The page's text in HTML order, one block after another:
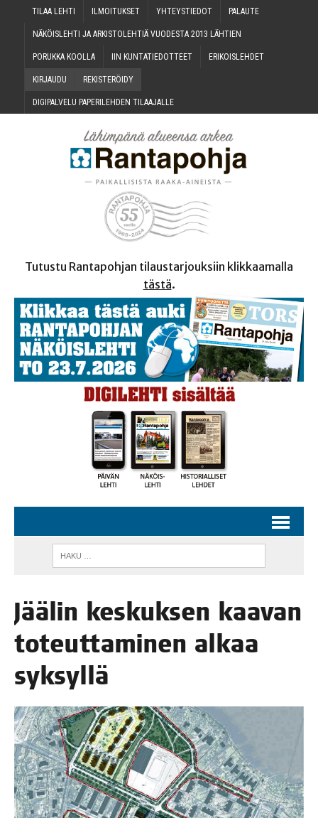
TILAA LEH­TI ILMOI­TUK­SET YHTEYS­TIE­DOT PALAU­TE
NÄKÖIS­LEH­TI JA ARKIS­TO­LEH­TIÄ VUO­DES­TA 2013 LÄHTIEN
PORUK­KA KOOLLA IIN KUN­TA­TIE­DOT­TEET ERI­KOIS­LEH­DET
KIR­JAU­DU REKIS­TE­RÖI­DY
DIGI­PAL­VE­LU PAPE­RI­LEH­DEN TILAAJALLE
Tutustu Rantapohjan tilaustarjouksiin klikkaamalla
tästä.
Jää­lin kes­kuk­sen kaa­van
toteut­ta­mi­nen alkaa
syksyllä